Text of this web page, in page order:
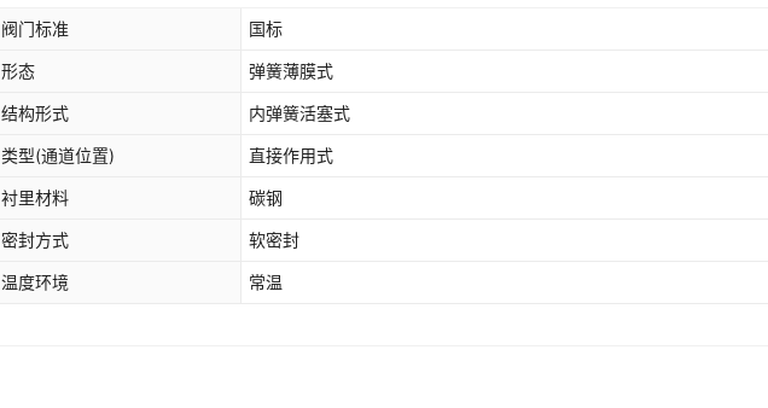
阀门标准 国标
形态 弹簧薄膜式
结构形式 内弹簧活塞式
类型(通道位置) 直接作用式
衬里材料 碳钢
密封方式 软密封
温度环境 常温